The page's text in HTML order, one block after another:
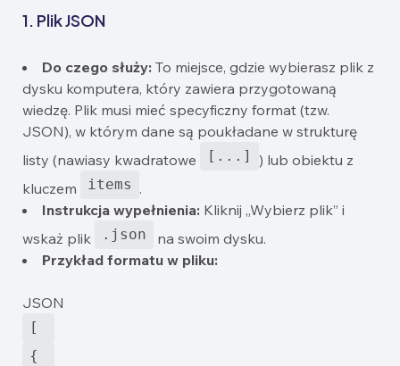
1. Plik JSON
Do czego służy: To miejsce, gdzie wybierasz plik z
dysku komputera, który zawiera przygotowaną
wiedzę. Plik musi mieć specyficzny format (tzw.
JSON), w którym dane są poukładane w strukturę
listy (nawiasy kwadratowe
[...]
) lub obiektu z
kluczem
items .
Instrukcja wypełnienia: Kliknij „Wybierz plik” i
wskaż plik
.json
na swoim dysku.
Przykład formatu w pliku:
JSON
[
{